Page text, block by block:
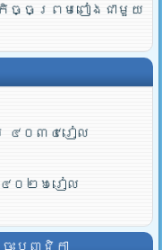
កិច្ចព្រមពៀងជាមួយ
៤០៣៤រៀល
៤០២៦រៀល
បញ្ជិកា